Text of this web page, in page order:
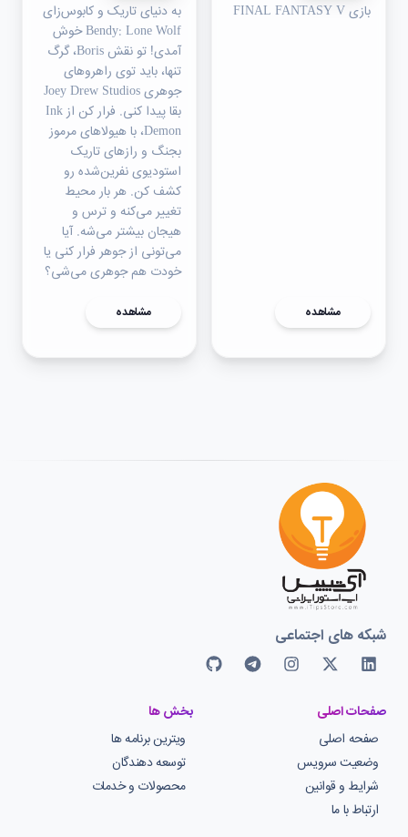
بازی FINAL FANTASY V
مشاهده
به دنیای تاریک و کابوس‌زای
Bendy: Lone Wolf خوش
آمدی! تو نقش Boris، گرگ
تنها، باید توی راهروهای
جوهری Joey Drew Studios
بقا پیدا کنی. فرار کن از Ink
Demon، با هیولاهای مرموز
بجنگ و رازهای تاریک
استودیوی نفرین‌شده رو
کشف کن. هر بار محیط
تغییر می‌کنه و ترس و
هیجان بیشتر می‌شه. آیا
می‌تونی از جوهر فرار کنی یا
خودت هم جوهری می‌شی؟
مشاهده
شبکه های اجتماعی
صفحات اصلی
صفحه اصلی
وضعیت سرویس
شرایط و قوانین
ارتباط با ما
بخش ها
ویترین برنامه ها
توسعه دهندگان
محصولات و خدمات